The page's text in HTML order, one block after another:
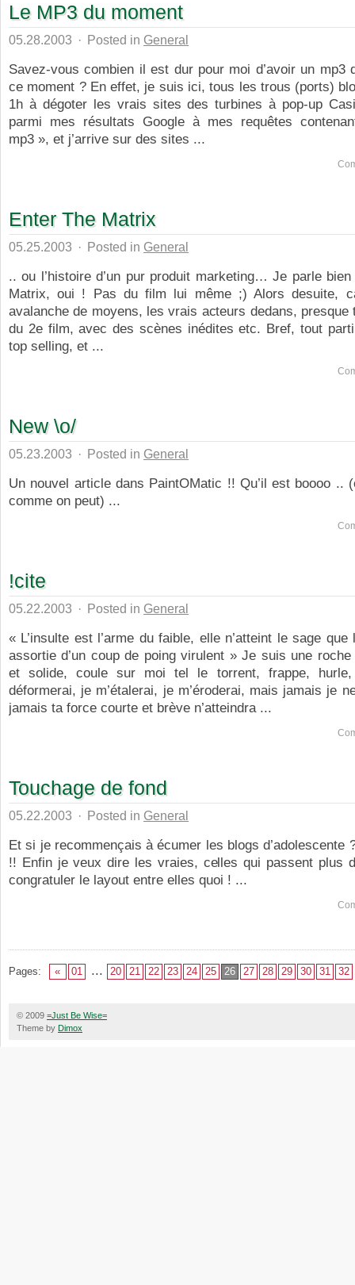
Le MP3 du moment
05.28.2003 · Posted in General
Savez-vous combien il est dur pour moi d’avoir un mp3
ce moment ? En effet, je suis ici, tous les trous (ports)
1h à dégoter les vrais sites des turbines à pop-up
parmi mes résultats Google à mes requêtes
mp3 », et j’arrive sur des sites ...
Enter The Matrix
05.25.2003 · Posted in General
.. ou l’histoire d’un pur produit marketing… Je parle
Matrix, oui ! Pas du film lui même ;) Alors desuite,
avalanche de moyens, les vrais acteurs dedans, presque
du 2e film, avec des scènes inédites etc. Bref, tout
top selling, et ...
New \o/
05.23.2003 · Posted in General
Un nouvel article dans PaintOMatic !! Qu’il est boooo ..
comme on peut) ...
!cite
05.22.2003 · Posted in General
« L’insulte est l’arme du faible, elle n’atteint le sage que
assortie d’un coup de poing virulent » Je suis une
et solide, coule sur moi tel le torrent, frappe,
déformerai, je m’étalerai, je m’éroderai, mais jamais je
jamais ta force courte et brève n’atteindra ...
Touchage de fond
05.22.2003 · Posted in General
Et si je recommençais à écumer les blogs d’adolescente
!! Enfin je veux dire les vraies, celles qui passent plus
congratuler le layout entre elles quoi ! ...
Pages: « 01 ... 20 21 22 23 24 25 26 27 28 29 30 31 32
© 2009 =Just Be Wise=
Theme by Dimox